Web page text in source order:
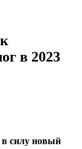
в 2023
в силу новый